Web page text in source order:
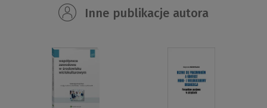
Inne publikacje autora